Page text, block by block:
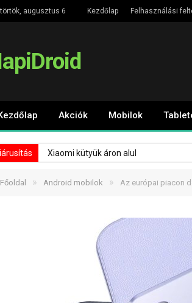
augusztus 6 Kezdőlap Felhasználási
Akciók Mobilok
Xiaomi kütyük áron alul
Főoldal » Android mobilok » Az európai piacon